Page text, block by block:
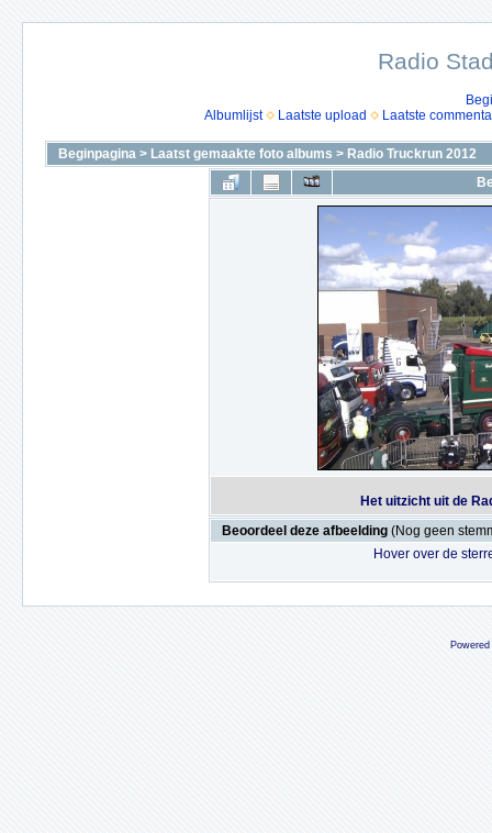
Radio
Albumlijst
Laatste upload Laatste
Beginpagina > Laatst gemaakte foto albums > Radio Truckrun 2012
Het uitzicht uit de
Beoordeel deze afbeelding (Nog geen
Hover over de